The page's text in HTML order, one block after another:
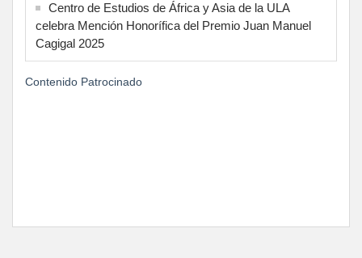
Centro de Estudios de África y Asia de la ULA
celebra Mención Honorífica del Premio Juan Manuel
Cagigal 2025
Contenido Patrocinado